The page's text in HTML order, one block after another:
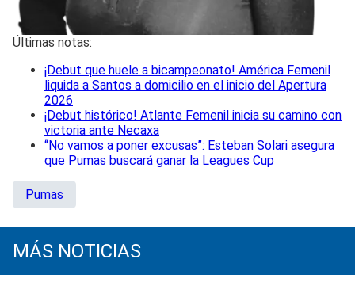
Últimas notas:
¡Debut que huele a bicampeonato! América Femenil
liquida a Santos a domicilio en el inicio del Apertura
2026
¡Debut histórico! Atlante Femenil inicia su camino con
victoria ante Necaxa
“No vamos a poner excusas”: Esteban Solari asegura
que Pumas buscará ganar la Leagues Cup
Pumas
MÁS NOTICIAS